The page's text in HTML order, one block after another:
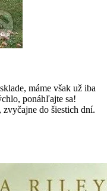
máme však už iba
ponáhľajte sa!
do šiestich dní.